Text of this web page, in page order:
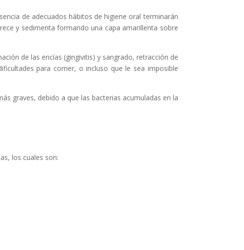
de adecuados hábitos de higiene oral terminarán
y sedimenta formando una capa amarillenta sobre
de las encías (gingivitis) y sangrado, retracción de
para comer, o incluso que le sea imposible
graves, debido a que las bacterias acumuladas en la
los cuales son: